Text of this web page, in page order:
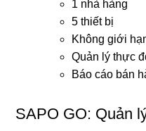
1 nhà hàng
5 thiết bị
Không giới
Quản lý thực
Báo cáo bán
SAPO GO: Quản